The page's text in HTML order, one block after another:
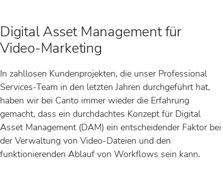
Digital Asset Management für
Video-Marketing
In zahllosen Kundenprojekten, die unser Professional
Services-Team in den letzten Jahren durchgeführt hat,
haben wir bei Canto immer wieder die Erfahrung
gemacht, dass ein durchdachtes Konzept für Digital
Asset Management (DAM) ein entscheidender Faktor bei
der Verwaltung von Video-Dateien und den
funktionierenden Ablauf von Workflows sein kann.